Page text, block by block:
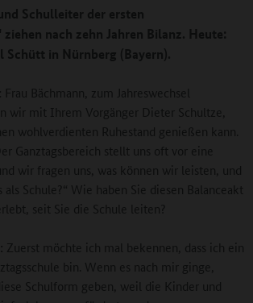
Schulleiter der ersten
nach zehn Jahren Bilanz. Heute:
in Nürnberg (Bayern).
Frau Bächmann, zum Jahreswechsel
wir mit Ihrem Vorgänger Dieter Schultze,
wohlverdienten Ruhestand genießen kann.
Ganztagsbereich stellt uns oft vor eine
wir fragen uns, was können wir leisten, und
Schule?“ Wie haben Sie diesen Balanceakt
seit Sie die Schule leiten?
Zuerst möchte ich mal bekennen, dass ich ein
bin. Wenn es nach mir ginge,
Schulform geben, weil die Kinder und